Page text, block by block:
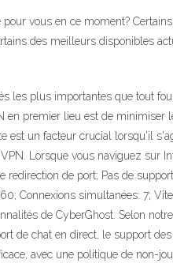
vous en ce moment?
des meilleurs disponibles
les plus importantes que tout
premier lieu est de
est un facteur crucial lorsqu'il
Lorsque vous naviguez sur
redirection de port; Pas de
Connexions simultanées: 7;
de CyberGhost. Selon
de chat en direct, le support
avec une politique de non-